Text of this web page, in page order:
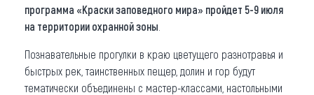
программа «Краски заповедного мира» пройдет 5-9 июля
на территории охранной зоны
Познавательные прогулки в краю цветущего разнотравья и
быстрых рек, таинственных пещер, долин и гор будут
тематически объединены с мастер-классами, настольными